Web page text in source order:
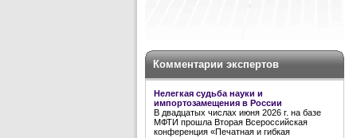
Комментарии экспертов
Нелегкая судьба науки и
импортозамещения в России
В двадцатых числах июня 2026 г. на базе
МФТИ прошла Вторая Всероссийская
конференция «Печатная и гибкая